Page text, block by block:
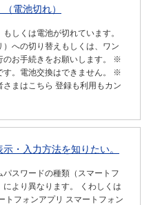
電池切れ）
しくは電池が切れています。
への切り替えもしくは、ワン
のお手続きをお願いします。 ※
す。電池交換はできません。 ※
まはこちら 登録も利用もカン
・入力方法を知りたい。
スワードの種類（スマートフ
より異なります。 くわしくは
トフォンアプリ スマートフォン